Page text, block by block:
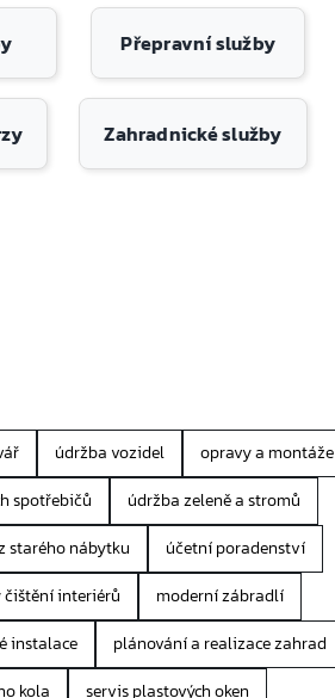
Přepravní služby
Zahradnické služby
údržba vozidel
opravy a montáže
spotřebičů
údržba zeleně a stromů
starého nábytku
účetní poradenství
čištění interiérů
moderní zábradlí
instalace
plánování a realizace zahrad
kola servis plastových oken